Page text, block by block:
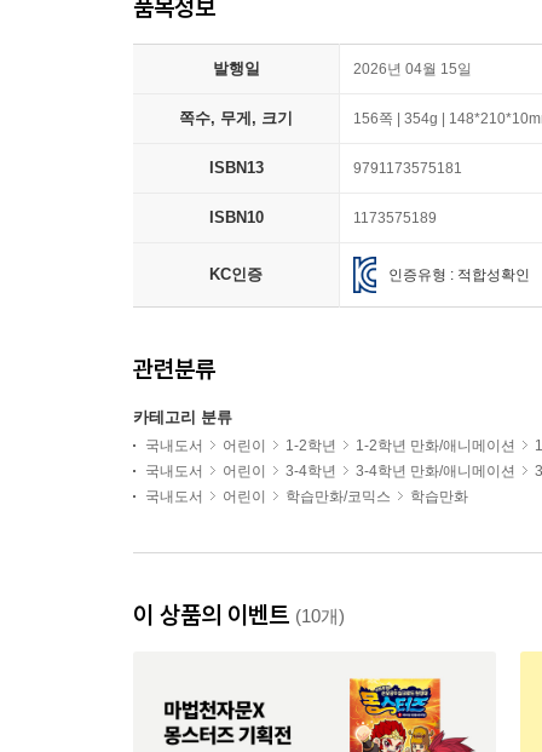
품목정보
발행일 2026년 04월 15일
쪽수, 무게, 크기 156쪽 | 354g |
ISBN13 9791173575181
ISBN10 1173575189
KC인증 인증유형 : 적합성확인
관련분류
카테고리 분류
국내도서 어린이 1-2학년 1-2학년 만화/애니메이션
국내도서
어린이 3-4학년 3-4학년 만화/애니메이션
국내도서
어린이 학습만화/코믹스 학습만화
이 상품의 이벤트 (10개)